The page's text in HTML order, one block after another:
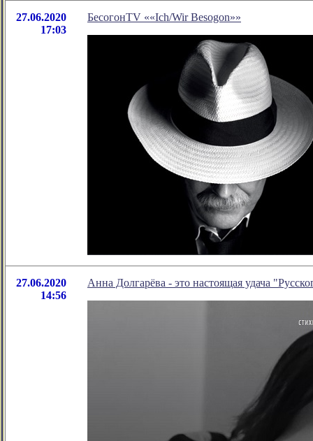
27.06.2020
17:03
БесогонTV ««Ich/Wir Besogon»»
27.06.2020
14:56
Анна Долгарёва - это настоящая удача